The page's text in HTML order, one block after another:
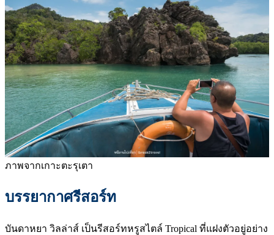
ภาพจากเกาะตะรุเตา
บรรยากาศรีสอร์ท
บันดาหยา วิลล่าส์ เป็นรีสอร์ทหรูสไตล์ Tropical ที่แฝงตัวอยู่อย่าง